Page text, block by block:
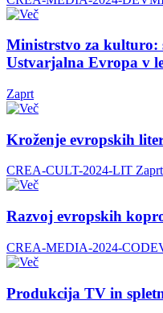
Ministrstvo za kulturo:
Ustvarjalna Evropa v
Zaprt
Kroženje evropskih
CREA-CULT-2024-LIT Zaprt
Razvoj evropskih
CREA-MEDIA-2024-
Produkcija TV in